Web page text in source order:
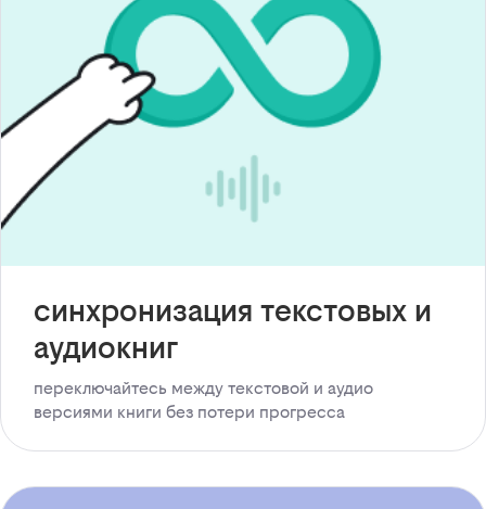
синхронизация текстовых и
аудиокниг
переключайтесь между текстовой и аудио
версиями книги без потери прогресса